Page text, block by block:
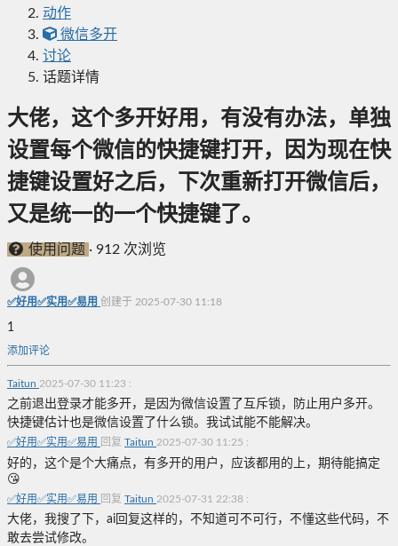
动作
微信多开
讨论
话题详情
大佬，这个多开好用，有没有办法，单独
设置每个微信的快捷键打开，因为现在快
捷键设置好之后，下次重新打开微信后，
又是统一的一个快捷键了。
使用问题 · 912 次浏览
✅好用✅实用✅易用 创建于 2025-07-30 11:18
1
添加评论
Taitun 2025-07-30 11:23 :
之前退出登录才能多开，是因为微信设置了互斥锁，防止用户多开。
快捷键估计也是微信设置了什么锁。我试试能不能解决。
✅好用✅实用✅易用 回复 Taitun 2025-07-30 11:25 :
好的，这个是个大痛点，有多开的用户，应该都用的上，期待能搞定
😘
✅好用✅实用✅易用 回复 Taitun 2025-07-31 22:38 :
大佬，我搜了下，ai回复这样的，不知道可不可行，不懂这些代码，不
敢去尝试修改。